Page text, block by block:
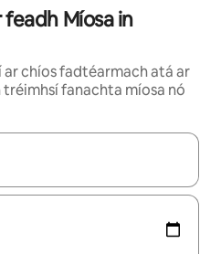
Míosa in
chíos fadtéarmach atá ar
tréimhsí fanachta míosa nó
déan nascleanúint le